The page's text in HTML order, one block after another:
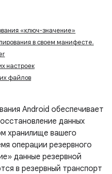
«ключ-значение»
в своем манифесте.
настроек
файлов
Android обеспечивает
данных
хранилище вашего
операции резервного
данные резервной
в резервный транспорт